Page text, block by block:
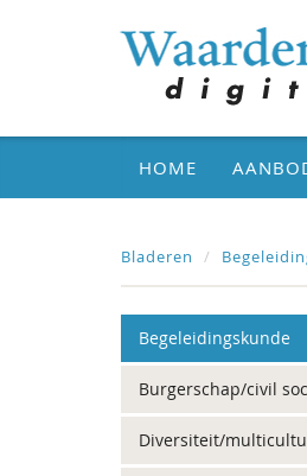
HOME
Bladeren
Begeleidingskunde
Burgerschap/civil
Diversiteit/